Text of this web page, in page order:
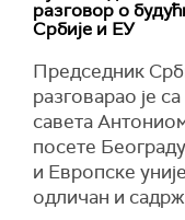
разговор о
Србије и ЕУ
Председник
разговарао је
савета
посете
и Европске
одличан и